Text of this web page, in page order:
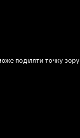
поділяти точку зору